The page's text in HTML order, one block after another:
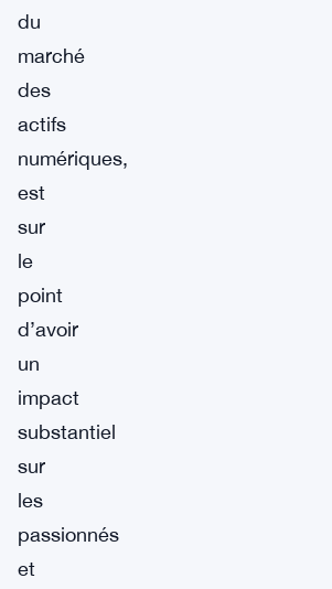
du
marché
des
actifs
numériques,
est
sur
le
point
d’avoir
un
impact
substantiel
sur
les
passionnés
et